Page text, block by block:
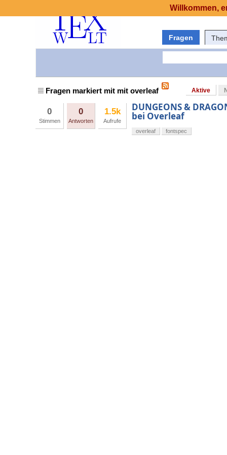
Fragen
Fragen markiert mit mit overleaf Aktive
0
Stimmen
0
Antworten
1.5k
Aufrufe
DUNGEONS &
bei Overleaf
overleaf fontspec
Willkommen,